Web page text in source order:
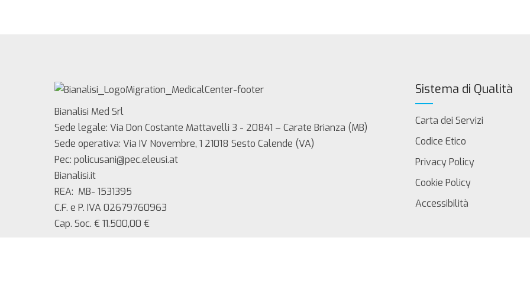
Bianalisi Med Srl
Sede legale: Via Don Costante Mattavelli 3 - 20841 – Carate Brianza (MB)
Sede operativa: Via IV Novembre, 1 21018 Sesto Calende (VA)
Pec: policusani@pec.eleusi.at
Bianalisi.it
REA: MB- 1531395
C.F. e P. IVA 02679760963
Cap. Soc. € 11.500,00 €
Sistema di Qualità
Carta dei Servizi
Codice Etico
Privacy Policy
Cookie Policy
Accessibilità